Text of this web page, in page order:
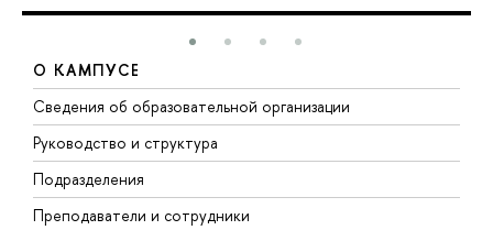
О КАМПУСЕ
Сведения об образовательной организации
Руководство и структура
Подразделения
Преподаватели и сотрудники